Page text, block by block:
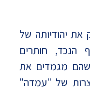
יהודיותה של
הנכד, חותרים
מגמדים את
של "עמדה"